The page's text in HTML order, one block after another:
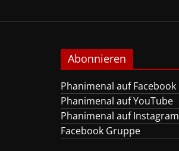
Abonnieren
Phanimenal auf Facebook
Phanimenal auf YouTube
Phanimenal auf Instagram
Facebook Gruppe